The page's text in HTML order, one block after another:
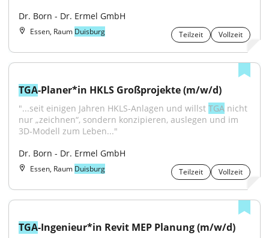
Dr. Born - Dr. Ermel GmbH
Essen, Raum Duisburg Teilzeit Vollzeit
TGA-Planer*in HKLS Großprojekte (m/w/d)
"...seit einigen Jahren HKLS‑Anlagen und willst TGA nicht
nur „zeichnen“, sondern konzipieren, auslegen und im
3D‑Modell zum Leben..."
Dr. Born - Dr. Ermel GmbH
Essen, Raum Duisburg Teilzeit Vollzeit
TGA-Ingenieur*in Revit MEP Planung (m/w/d)